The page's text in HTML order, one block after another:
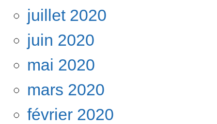
juillet 2020
juin 2020
mai 2020
mars 2020
février 2020